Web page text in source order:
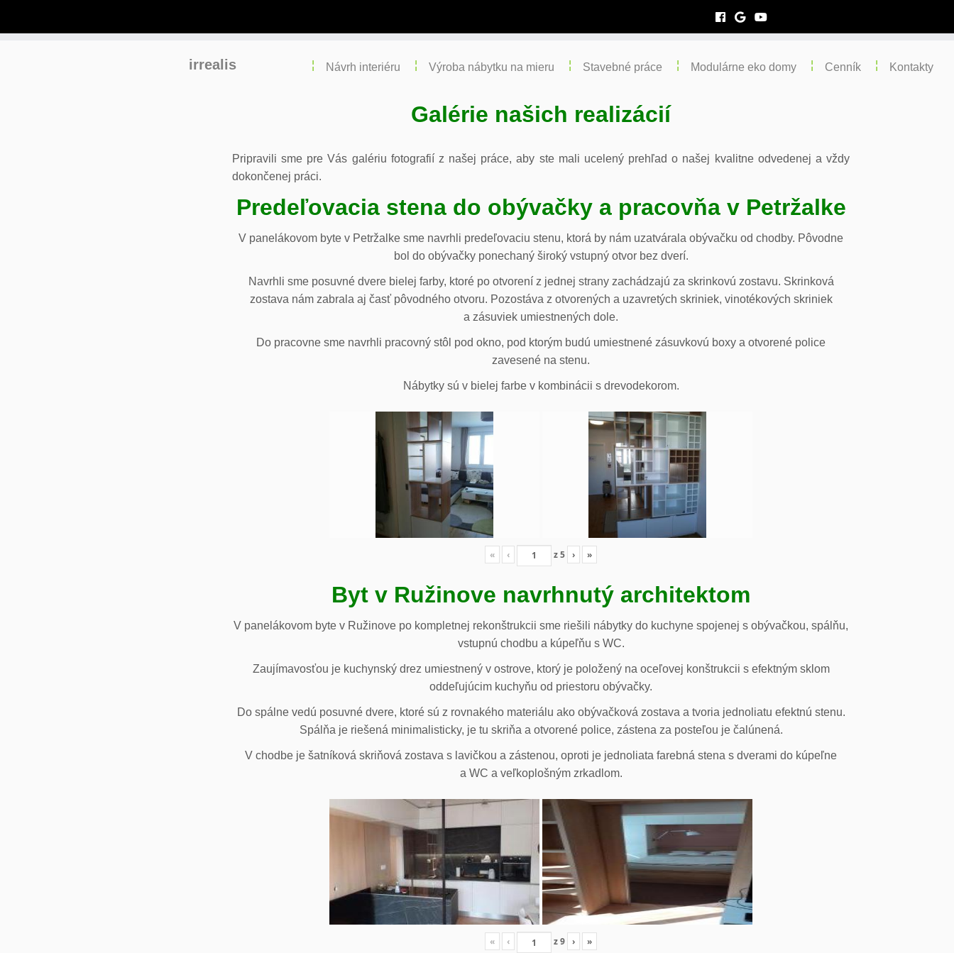
irrealis Návrh interiéru Výroba nábytku na mieru Stavebné práce Modulárne eko domy Cenník Kontakty
Galérie našich realizácií
Pripravili sme pre Vás galériu fotografií z našej práce, aby ste mali ucelený prehľad o našej kvalitne odvedenej a vždy
dokončenej práci.
Predeľovacia stena do obývačky a pracovňa v Petržalke
V panelákovom byte v Petržalke sme navrhli predeľovaciu stenu, ktorá by nám uzatvárala obývačku od chodby. Pôvodne
bol do obývačky ponechaný široký vstupný otvor bez dverí.
Navrhli sme posuvné dvere bielej farby, ktoré po otvorení z jednej strany zachádzajú za skrinkovú zostavu. Skrinková
zostava nám zabrala aj časť pôvodného otvoru. Pozostáva z otvorených a uzavretých skriniek, vinotékových skriniek
a zásuviek umiestnených dole.
Do pracovne sme navrhli pracovný stôl pod okno, pod ktorým budú umiestnené zásuvkovú boxy a otvorené police
zavesené na stenu.
Nábytky sú v bielej farbe v kombinácii s drevodekorom.
« ‹ z5 › »
Byt v Ružinove navrhnutý architektom
V panelákovom byte v Ružinove po kompletnej rekonštrukcii sme riešili nábytky do kuchyne spojenej s obývačkou, spálňu,
vstupnú chodbu a kúpeľňu s WC.
Zaujímavosťou je kuchynský drez umiestnený v ostrove, ktorý je položený na oceľovej konštrukcii s efektným sklom
oddeľujúcim kuchyňu od priestoru obývačky.
Do spálne vedú posuvné dvere, ktoré sú z rovnakého materiálu ako obývačková zostava a tvoria jednoliatu efektnú stenu.
Spálňa je riešená minimalisticky, je tu skriňa a otvorené police, zástena za posteľou je čalúnená.
V chodbe je šatníková skriňová zostava s lavičkou a zástenou, oproti je jednoliata farebná stena s dverami do kúpeľne
a WC a veľkoplošným zrkadlom.
« ‹ z9 › »